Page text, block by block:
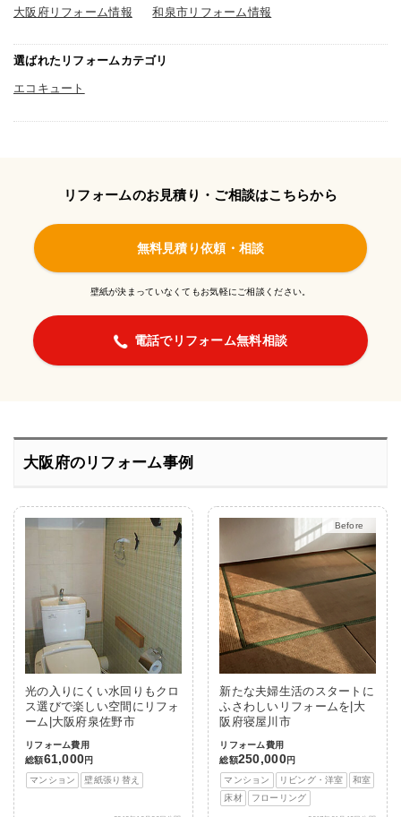
大阪府リフォーム情報 和泉市リフォーム情報
選ばれたリフォームカテゴリ
エコキュート
リフォームのお見積り・ご相談はこちらから
無料見積り依頼・相談
壁紙が決まっていなくてもお気軽にご相談ください。
電話でリフォーム無料相談
大阪府のリフォーム事例
光の入りにくい水回りもクロ
ス選びで楽しい空間にリフォ
ーム|大阪府泉佐野市
リフォーム費用
総額61,000円
マンション
壁紙張り替え
After
新たな夫婦生活のスタートに
ふさわしいリフォームを|大
阪府寝屋川市
リフォーム費用
総額250,000円
マンション
リビング・洋室
和室
床材
フローリング